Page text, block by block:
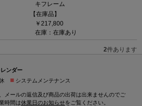
キフレーム
【在庫品】
￥217,800
在庫：在庫あり
2件あります
ンダー
休 ■ システムメンテナンス
メールの返信及び商品の出荷は出来ませんのでご
時間は休業日のお知らせをご覧ください。